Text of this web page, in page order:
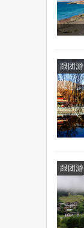
跟团游
跟团游